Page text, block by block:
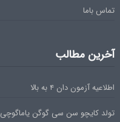
تماس باما
آخرین مطالب
اطلاعیه آزمون دان ۴ به بالا
تولد کایچو سن سی گوگن یاماگوچی